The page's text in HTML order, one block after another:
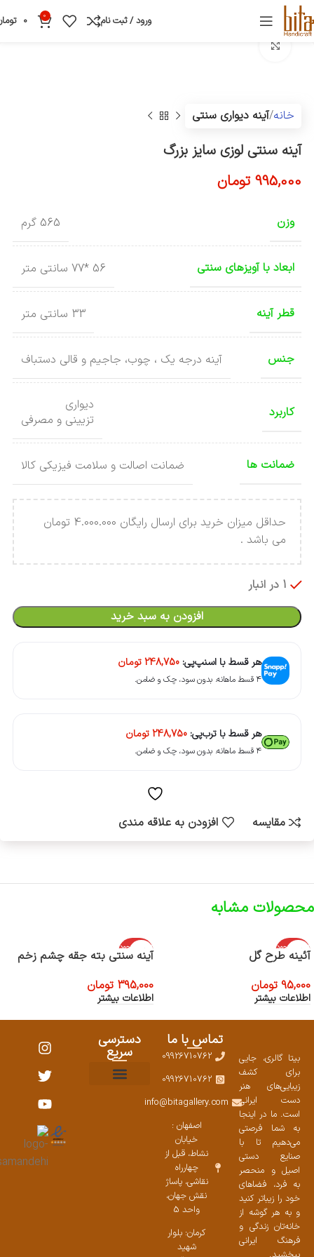
ورود / ثبت نام 0
0
خانه آینه دیواری سنتی
آینه سنتی لوزی سایز بزرگ
995,000 تومان
وزن 565 گرم
ابعاد با آویزهای سنتی 56 *77 سانتی متر
قطر آینه 33 سانتی متر
جنس آینه درجه یک ، چوب، جاجیم و قالی دستباف
کاربرد
دیواری
تزیینی و مصرفی
ضمانت ها ضمانت اصالت و سلامت فیزیکی کالا
حداقل میزان خرید برای ارسال رایگان 4.000.000 تومان
می باشد .
1 در انبار
افزودن به سبد خرید
هر قسط با اسنپ‌پی: 248,750تومان
۴ قسط ماهانه. بدون سود، چک و ضامن.
هر قسط با ترب‌پی: 248,750تومان
۴ قسط ماهانه. بدون سود، چک و ضامن.
مقایسه افزودن به علاقه مندی
محصولات مشابه
اتمام موجود
ی
آئینه طرح گل
95,000 تومان
اطلاعات بیشتر
اتمام موجود
ی
آینه سنتی بته جقه چشم زخم
395,000 تومان
اطلاعات بیشتر
بیتا گالری، جایی
برای کشف
زیبایی‌های هنر
دست ایرانی
است. ما در اینجا
به شما فرصتی
می‌دهیم تا با
صنایع دستی
اصیل و منحصر
به فرد، فضاهای
خود را زیباتر کنید
و به هر گوشه از
خانه‌تان زندگی و
فرهنگ ایرانی
تماس با ما
09926710762
09926710762
info@bitagallery.com
اصفهان :
خیابان
نشاط، قبل از
چهارراه
نقاشی، پاساژ
نقش جهان،
واحد 5
کرمان: بلوار
شهید
دسترسی
سریع